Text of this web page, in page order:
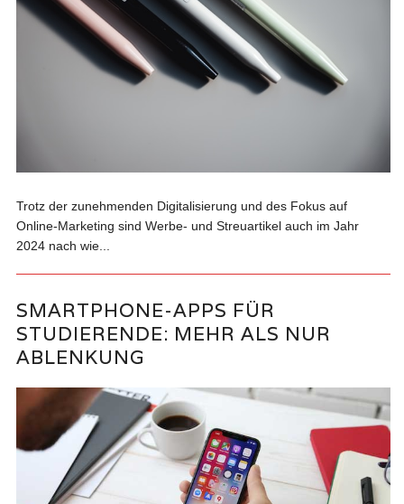
Trotz der zunehmenden Digitalisierung und des Fokus auf
Online-Marketing sind Werbe- und Streuartikel auch im Jahr
2024 nach wie...
SMARTPHONE-APPS FÜR
STUDIERENDE: MEHR ALS NUR
ABLENKUNG